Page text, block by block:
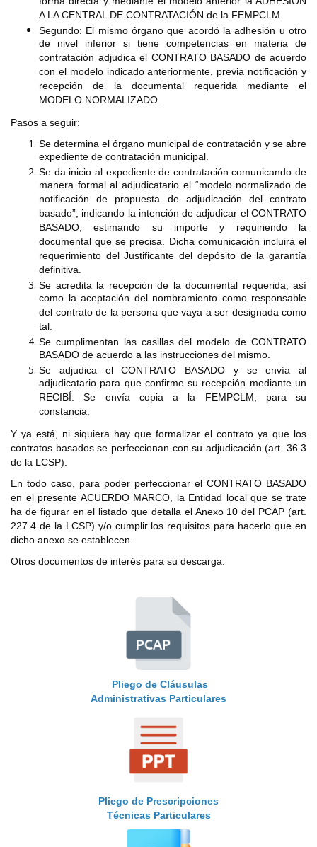
A LA CENTRAL DE CONTRATACIÓN de la FEMPCLM.
Segundo: El mismo órgano que acordó la adhesión u otro
de nivel inferior si tiene competencias en materia de
contratación adjudica el CONTRATO BASADO de acuerdo
con el modelo indicado anteriormente, previa notificación y
recepción de la documental requerida mediante el
MODELO NORMALIZADO.
Pasos a seguir:
Se determina el órgano municipal de contratación y se abre
expediente de contratación municipal.
Se da inicio al expediente de contratación comunicando de
manera formal al adjudicatario el “modelo normalizado de
notificación de propuesta de adjudicación del contrato
basado”, indicando la intención de adjudicar el CONTRATO
BASADO, estimando su importe y requiriendo la
documental que se precisa. Dicha comunicación incluirá el
requerimiento del Justificante del depósito de la garantía
definitiva.
Se acredita la recepción de la documental requerida, así
como la aceptación del nombramiento como responsable
del contrato de la persona que vaya a ser designada como
tal.
Se cumplimentan las casillas del modelo de CONTRATO
BASADO de acuerdo a las instrucciones del mismo.
Se adjudica el CONTRATO BASADO y se envía al
adjudicatario para que confirme su recepción mediante un
RECIBÍ. Se envía copia a la FEMPCLM, para su
constancia.
Y ya está, ni siquiera hay que formalizar el contrato ya que los
contratos basados se perfeccionan con su adjudicación (art. 36.3
de la LCSP).
En todo caso, para poder perfeccionar el CONTRATO BASADO
en el presente ACUERDO MARCO, la Entidad local que se trate
ha de figurar en el listado que detalla el Anexo 10 del PCAP (art.
227.4 de la LCSP) y/o cumplir los requisitos para hacerlo que en
dicho anexo se establecen.
Otros documentos de interés para su descarga:
Pliego de Cláusulas
Administrativas Particulares
Pliego de Prescripciones
Técnicas Particulares